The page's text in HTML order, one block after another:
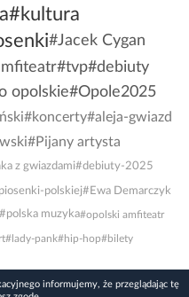
#kultura
#Jacek Cygan
#tvp#debiuty
opolskie#Opole2025
#koncerty#aleja-gwiazd
#Pijany artysta
z gwiazdami#debiuty-2025
polskiej#Ewa Demarczyk
#polska muzyka#opolski amfiteatr
#lady-pank#hip-hop#bilety
informujemy, że przeglądając tę